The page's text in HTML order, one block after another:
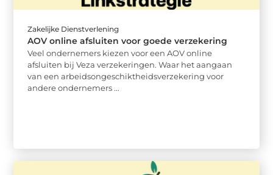
Zakelijke Dienstverlening
AOV online afsluiten voor goede verzekering
Veel ondernemers kiezen voor een AOV online
afsluiten bij Veza verzekeringen. Waar het aangaan
van een arbeidsongeschiktheidsverzekering voor
andere ondernemers ...